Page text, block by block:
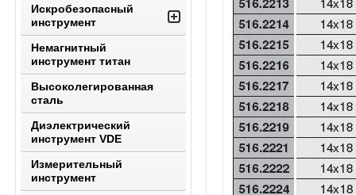
Искробезопасный
инструмент
Немагнитный
инструмент титан
Высоколегированная
сталь
Диэлектрический
инструмент VDE
Измерительный
инструмент